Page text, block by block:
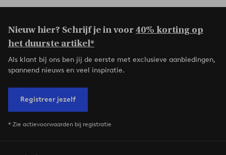
Nieuw hier? Schrijf je in voor40% korting op
het duurste artikel*
Als klant bij ons ben jij de eerste met exclusieve aanbiedingen,
spannend nieuws en veel inspiratie.
Registreer jezelf
* Zie actievoorwaarden bij registratie